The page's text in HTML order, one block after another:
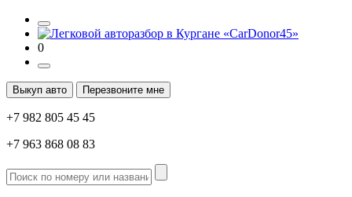
0
Выкуп авто Перезвоните мне
+7 982 805 45 45
+7 963 868 08 83